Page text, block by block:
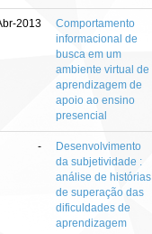
2013
Comportamento
informacional de
busca em um
ambiente virtual de
aprendizagem de
apoio ao ensino
presencial
-
Desenvolvimento
da subjetividade :
análise de histórias
de superação das
dificuldades de
aprendizagem